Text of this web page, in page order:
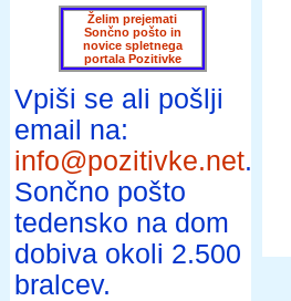
Želim prejemati
Sončno pošto in
novice spletnega
portala Pozitivke
Vpiši se ali pošlji
email na:
info@pozitivke.net.
Sončno pošto
tedensko na dom
dobiva okoli 2.500
bralcev.